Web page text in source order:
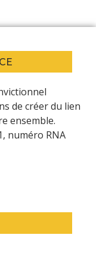
de créer du lien
ensemble.
numéro RNA